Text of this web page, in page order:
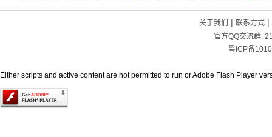
关于我们 | 联系方式|
官方QQ交流群:
粤ICP备
Either scripts and active content are not permitted to run or Adobe Flash Player